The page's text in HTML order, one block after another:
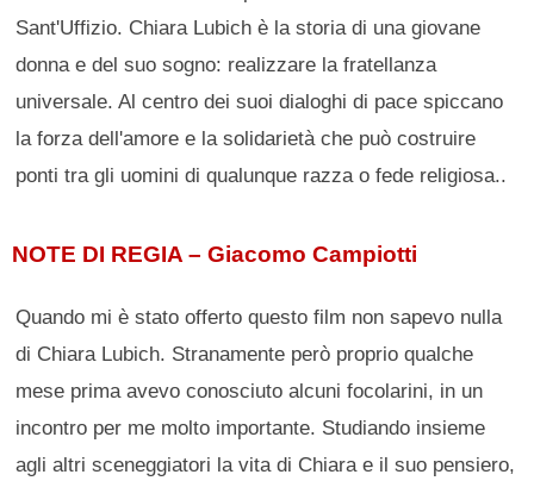
Sant'Uffizio. Chiara Lubich è la storia di una giovane
donna e del suo sogno: realizzare la fratellanza
universale. Al centro dei suoi dialoghi di pace spiccano
la forza dell'amore e la solidarietà che può costruire
ponti tra gli uomini di qualunque razza o fede religiosa..
NOTE DI REGIA – Giacomo Campiotti
Quando mi è stato offerto questo film non sapevo nulla
di Chiara Lubich. Stranamente però proprio qualche
mese prima avevo conosciuto alcuni focolarini, in un
incontro per me molto importante. Studiando insieme
agli altri sceneggiatori la vita di Chiara e il suo pensiero,